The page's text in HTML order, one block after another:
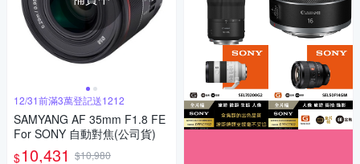
12/31前滿3萬登記送1212
SAMYANG AF 35mm F1.8 FE
For SONY 自動對焦(公司貨)
$10,431 $10,980